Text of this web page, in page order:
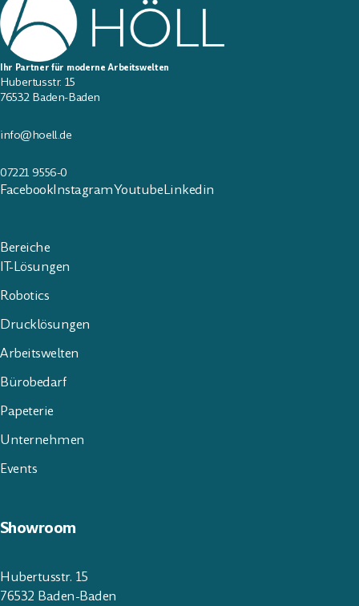
Ihr Partner für moderne Arbeitswelten
Hubertusstr. 15
76532 Baden-Baden
info@hoell.de
07221 9556-0
FacebookInstagramYoutubeLinkedin
Bereiche
IT-Lösungen
Robotics
Drucklösungen
Arbeitswelten
Bürobedarf
Papeterie
Unternehmen
Events
Showroom
Hubertusstr. 15
76532 Baden-Baden